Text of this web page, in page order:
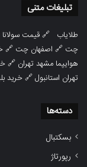
تبلیغات متنی
طلایاب 🔗قیمت سولانا
چت 🔗 اصفهان چت 🔗
هوایپما مشهد تهران 🔗
تهران استانبول🔗خرید
دسته‌ها
بسکتبال
رپورتاژ